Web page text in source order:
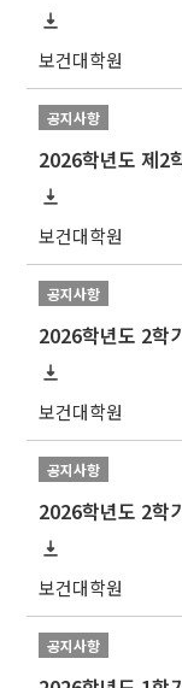
보건대학원
공지사항
보건대학원
공지사항
보건대학원
공지사항
2026학년도 2학
보건대학원
공지사항